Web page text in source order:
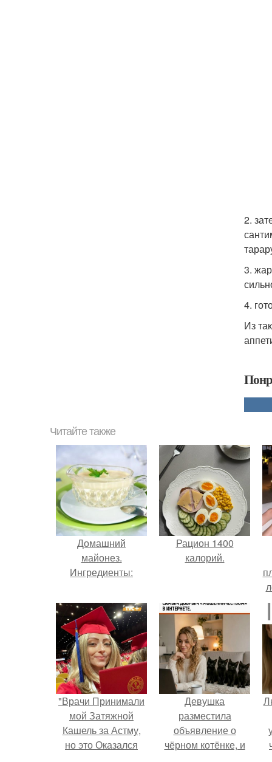
2.
3.
4.
Из
Читайте также
Домашний
майонез.
Ингредиенты:
Рацион 1400
калорий.
"Врачи Принимали
мой Затяжной
Кашель за Астму,
но это Оказался
Девушка
разместила
объявление о
чёрном котёнке, и